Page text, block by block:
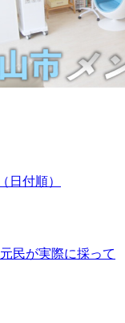
日付順）
民が実際に採って